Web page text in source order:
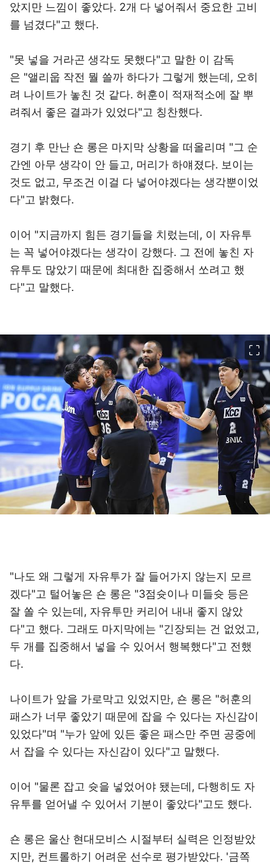
았지만 느낌이 좋았다. 2개 다 넣어줘서 중요한 고비
를 넘겼다"고 했다.
"못 넣을 거라곤 생각도 못했다"고 말한 이 감독
은 "앨리웁 작전 뭘 쓸까 하다가 그렇게 했는데, 오히
려 나이트가 놓친 것 같다. 허훈이 적재적소에 잘 뿌
려줘서 좋은 결과가 있었다"고 칭찬했다.
경기 후 만난 숀 롱은 마지막 상황을 떠올리며 "그 순
간엔 아무 생각이 안 들고, 머리가 하얘졌다. 보이는
것도 없고, 무조건 이걸 다 넣어야겠다는 생각뿐이었
다"고 밝혔다.
이어 "지금까지 힘든 경기들을 치렀는데, 이 자유투
는 꼭 넣어야겠다는 생각이 강했다. 그 전에 놓친 자
유투도 많았기 때문에 최대한 집중해서 쏘려고 했
다"고 말했다.
"나도 왜 그렇게 자유투가 잘 들어가지 않는지 모르
겠다"고 털어놓은 숀 롱은 "3점슛이나 미들슛 등은
잘 쏠 수 있는데, 자유투만 커리어 내내 좋지 않았
다"고 했다. 그래도 마지막에는 "긴장되는 건 없었고,
두 개를 집중해서 넣을 수 있어서 행복했다"고 전했
다.
나이트가 앞을 가로막고 있었지만, 숀 롱은 "허훈의
패스가 너무 좋았기 때문에 잡을 수 있다는 자신감이
있었다"며 "누가 앞에 있든 좋은 패스만 주면 공중에
서 잡을 수 있다는 자신감이 있다"고 말했다.
이어 "물론 잡고 슛을 넣었어야 됐는데, 다행히도 자
유투를 얻어낼 수 있어서 기분이 좋았다"고도 했다.
숀 롱은 울산 현대모비스 시절부터 실력은 인정받았
지만, 컨트롤하기 어려운 선수로 평가받았다. '금쪽